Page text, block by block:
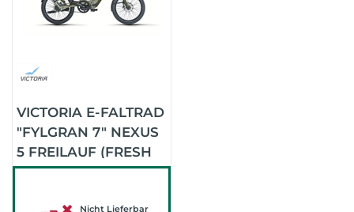
VICTORIA E-FALTRAD
"FYLGRAN 7" NEXUS
5 FREILAUF (FRESH
OLIV)
Nicht Lieferbar